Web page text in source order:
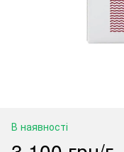
В наявності